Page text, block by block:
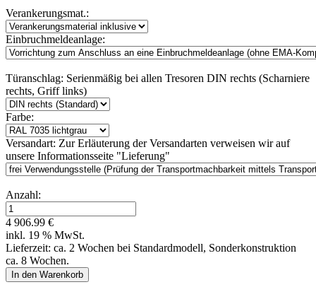
Verankerungsmat.:
Einbruchmeldeanlage:
Türanschlag: Serienmäßig bei allen Tresoren DIN rechts (Scharniere
rechts, Griff links)
Farbe:
Versandart: Zur Erläuterung der Versandarten verweisen wir auf
unsere Informationsseite "Lieferung"
Anzahl:
4 906.99 €
inkl. 19 % MwSt.
Lieferzeit: ca. 2 Wochen bei Standardmodell, Sonderkonstruktion
ca. 8 Wochen.